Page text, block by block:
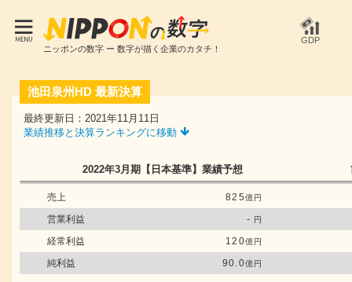
ニッポンの数字 ー 数字が描く企業のカタチ！
GDP
池田泉州HD 最新決算
最終更新日：2021年11月11日
業績推移と決算ランキングに移動
2022年3月期 【日本基準】 業績予想
売上 825億円
営業利益 - 円
経常利益 120億円
純利益 90.0億円